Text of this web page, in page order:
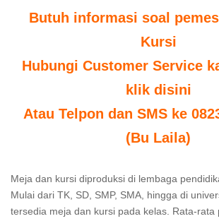
Butuh informasi soal
Kursi
Hubungi Customer Service
klik disini
Atau Telpon dan SMS ke
(Bu Laila)
Meja dan kursi diproduksi di lembaga
Mulai dari TK, SD, SMP, SMA, hingga di
tersedia meja dan kursi pada kelas. Rata-rata